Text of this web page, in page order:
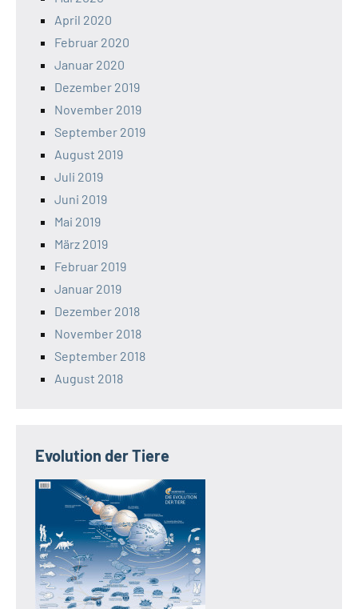
April 2020
Februar 2020
Januar 2020
Dezember 2019
November 2019
September 2019
August 2019
Juli 2019
Juni 2019
Mai 2019
März 2019
Februar 2019
Januar 2019
Dezember 2018
November 2018
September 2018
August 2018
Evolution der Tiere